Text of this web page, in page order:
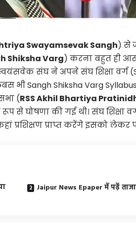
Swayamsevak Sangh) से
Shiksha Varg) करना बहुत ही
संघ ने अपने संघ शिक्षा वर्ग
Sangh Shiksha Varg Syllabus
(RSS Akhil Bhartiya
घोषणा की गई थी। संघ शिक्षा
प्राप्त करेंगे इसको लेकर
Jaipur News Epaper में पढ़ें